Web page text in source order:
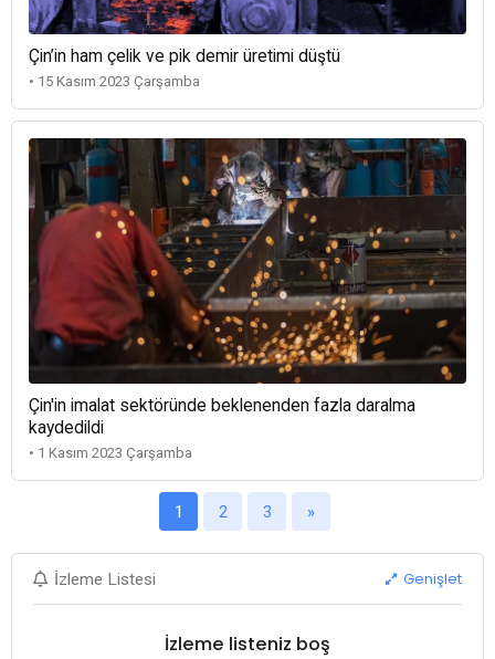
Çin’in ham çelik ve pik demir üretimi düştü
• 15 Kasım 2023 Çarşamba
Çin'in imalat sektöründe beklenenden fazla daralma
kaydedildi
• 1 Kasım 2023 Çarşamba
1 2 3 »
İzleme Listesi Genişlet
İzleme listeniz boş